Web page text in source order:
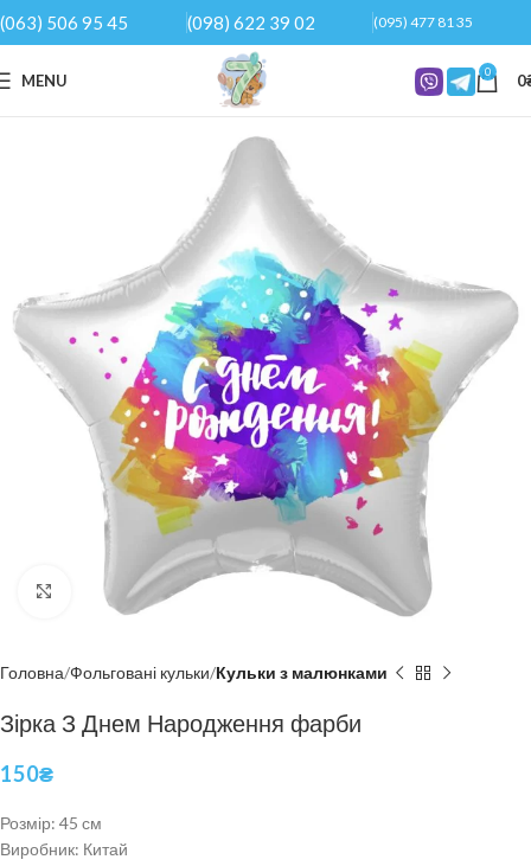
(063) 506 95 45 (098) 622 39 02 (095) 477 81 35
MENU 0 0
Click to enlarge
Головна Фольговані кульки Кульки з малюнками
Зірка З Днем Народження фарби
150₴
Розмір: 45 см
Виробник: Китай